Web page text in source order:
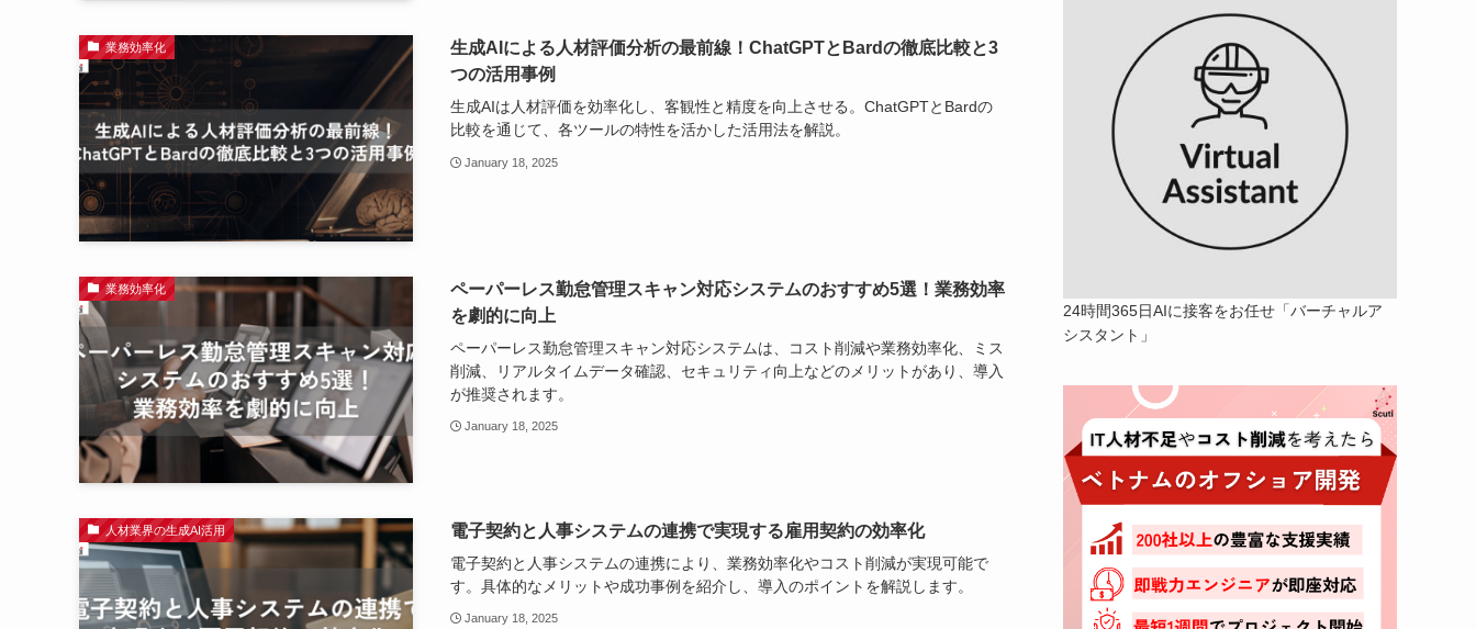
業務効率化
生成AIによる人材評価分析の最前線！ChatGPTとBardの徹底比較と3
つの活用事例
生成AIは人材評価を効率化し、客観性と精度を向上させる。ChatGPTとBardの
比較を通じて、各ツールの特性を活かした活用法を解説。
January 18, 2025
業務効率化
ペーパーレス勤怠管理スキャン対応システムのおすすめ5選！業務効率
を劇的に向上
ペーパーレス勤怠管理スキャン対応システムは、コスト削減や業務効率化、ミス
削減、リアルタイムデータ確認、セキュリティ向上などのメリットがあり、導入
が推奨されます。
January 18, 2025
人材業界の生成AI活用 電子契約と人事システムの連携で実現する雇用契約の効率化
電子契約と人事システムの連携により、業務効率化やコスト削減が実現可能で
す。具体的なメリットや成功事例を紹介し、導入のポイントを解説します。
January 18, 2025
24時間365日AIに接客をお任せ「バーチャルア
シスタント」